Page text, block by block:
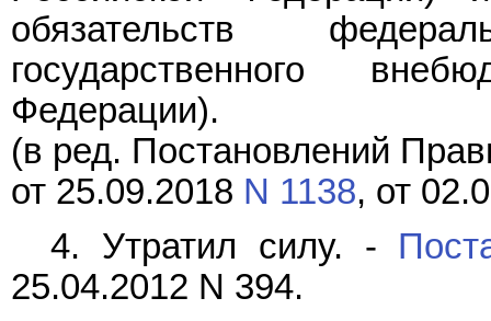
обязательств
государственного
Федерации).
(в ред. Постановлений
от 25.09.2018 N 1138, от
4. Утратил силу. -
25.04.2012 N 394.